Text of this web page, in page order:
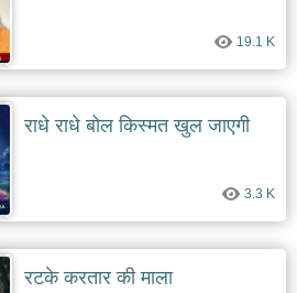
19.1 K
राधे राधे बोल किस्मत खुल जाएगी
3.3 K
रटके करतार की माला